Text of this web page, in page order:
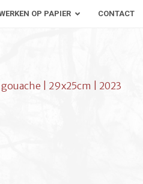
OP PAPIER CONTACT
| 29x25cm | 2023